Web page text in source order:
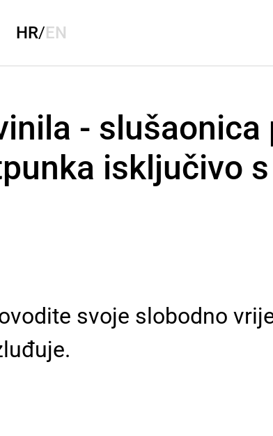
HR/EN
- slušaonica
isključivo
svoje slobodno